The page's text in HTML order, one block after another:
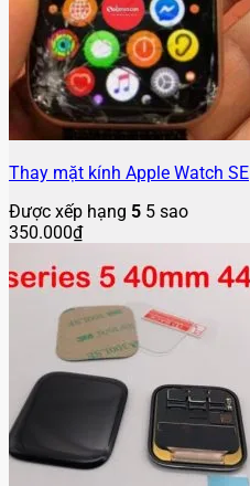
Thay mặt kính Apple Watch SE
Được xếp hạng 5 5 sao
350.000₫